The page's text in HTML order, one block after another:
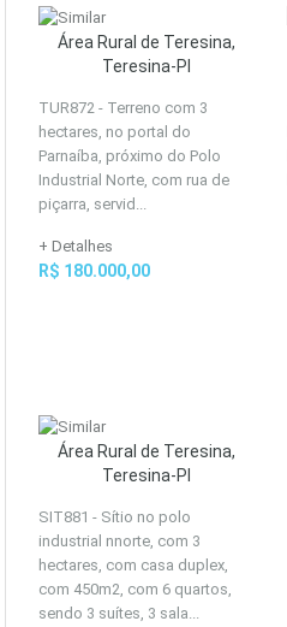
Área Rural de Teresina,
Teresina-PI
TUR872 - Terreno com 3
hectares, no portal do
Parnaíba, próximo do Polo
Industrial Norte, com rua de
piçarra, servid...
+ Detalhes
R$ 180.000,00
Área Rural de Teresina,
Teresina-PI
SIT881 - Sítio no polo
industrial nnorte, com 3
hectares, com casa duplex,
com 450m2, com 6 quartos,
sendo 3 suítes, 3 sala...